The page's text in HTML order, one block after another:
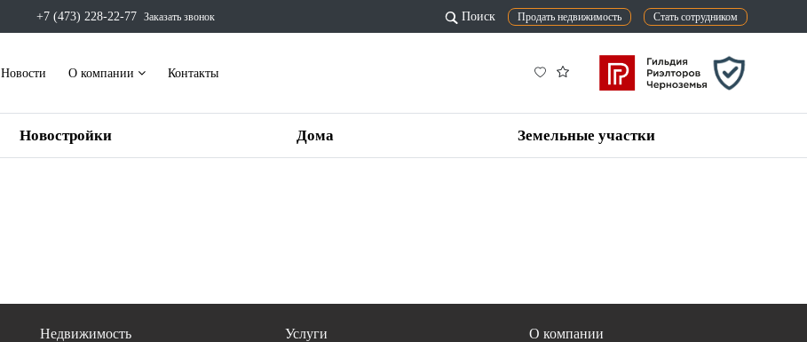
+7 (473) 228-22-77 Заказать звонок Поиск Продать недвижимость Стать сотрудником
Новости О компании Контакты
Новостройки Дома Земельные участки
Недвижимость Услуги О компании